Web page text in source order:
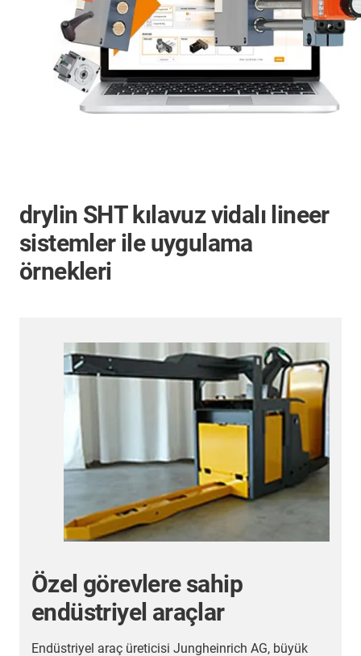
drylin SHT kılavuz vidalı lineer
sistemler ile uygulama
örnekleri
Kılavuz vidalı lineer
sistemler ile diğer
uygulamalar